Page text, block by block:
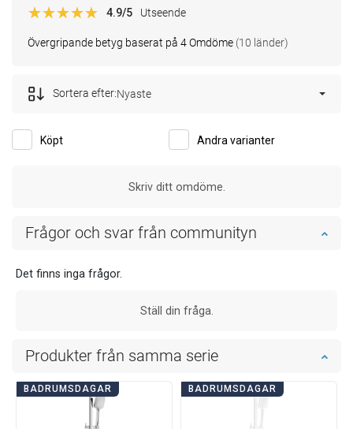
Övergripande betyg baserat på 4 Omdöme (10 länder)
4.9/5 Utseende
Köpt Andra varianter
Sortera efter:Nyaste
Skriv ditt omdöme.
Frågor och svar från communityn
Det finns inga frågor.
Ställ din fråga.
Produkter från samma serie
BADRUMSDAGAR BADRUMSDAGAR